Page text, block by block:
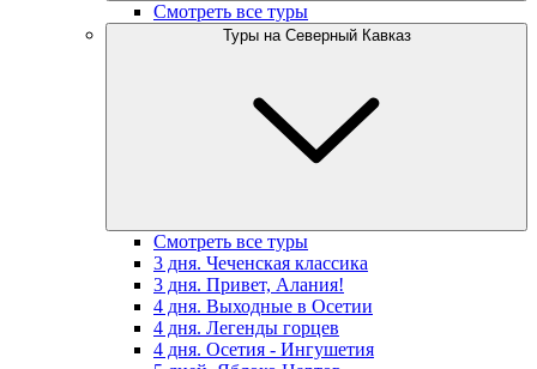
Смотреть все туры
Туры на Северный Кавказ
Смотреть все туры
3 дня. Чеченская классика
3 дня. Привет, Алания!
4 дня. Выходные в Осетии
4 дня. Легенды горцев
4 дня. Осетия - Ингушетия